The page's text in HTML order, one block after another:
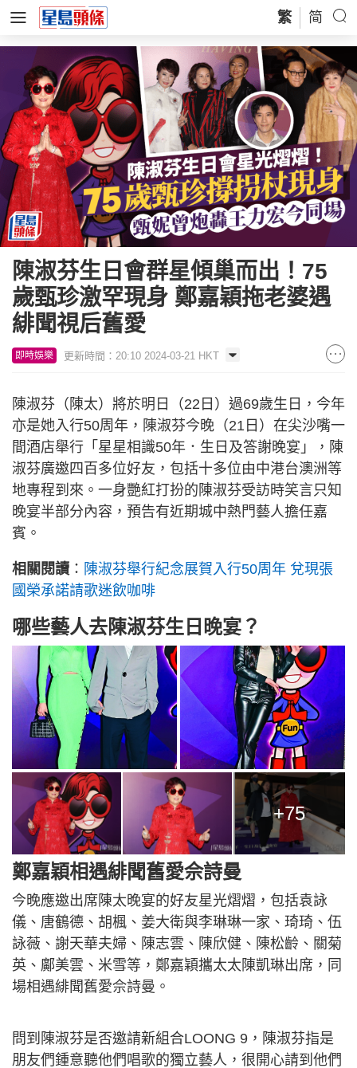
繁 简
陳淑芬生日會群星傾巢而出！75
歲甄珍激罕現身 鄭嘉穎拖老婆遇
緋聞視后舊愛
即時娛樂 更新時間：20:10 2024-03-21 HKT
陳淑芬（陳太）將於明日（22日）過69歲生日，今年
亦是她入行50周年，陳淑芬今晚（21日）在尖沙嘴一
間酒店舉行「星星相識50年．生日及答謝晚宴」，陳
淑芬廣邀四百多位好友，包括十多位由中港台澳洲等
地專程到來。一身艷紅打扮的陳淑芬受訪時笑言只知
晚宴半部分內容，預告有近期城中熱門藝人擔任嘉
賓。
相關閱讀 ： 陳淑芬舉行紀念展賀入行50周年 兌現張
國榮承諾請歌迷飲咖啡
哪些藝人去陳淑芬生日晚宴？
+75
鄭嘉穎相遇緋聞舊愛佘詩曼
今晚應邀出席陳太晚宴的好友星光熠熠，包括袁詠
儀、唐鶴德、胡楓、姜大衛與李琳琳一家、琦琦、伍
詠薇、謝天華夫婦、陳志雲、陳欣健、陳松齡、關菊
英、鄺美雲、米雪等，鄭嘉穎攜太太陳凱琳出席，同
場相遇緋聞舊愛佘詩曼。
問到陳淑芬是否邀請新組合LOONG 9，陳淑芬指是
朋友們鍾意聽他們唱歌的獨立藝人，很開心請到他們